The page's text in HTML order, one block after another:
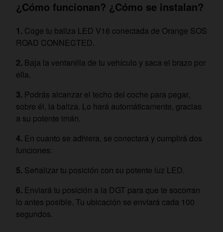
¿Cómo funcionan? ¿Cómo se instalan?
Coge tu baliza LED V16 conectada de Orange SOS
ROAD CONNECTED.
Baja la ventanilla de tu vehículo y saca el brazo por
ella.
Podrás alcanzar el techo del coche para pegar,
sobre él, la baliza. Lo hará automáticamente, gracias
a su potente imán.
En cuanto se adhiera, se conectará y cumplirá dos
funciones:
Señalizar tu posición con su potente luz LED.
Enviará tu posición a la DGT para que te socorran
lo antes posible. Tu ubicación se enviará cada 100
segundos.